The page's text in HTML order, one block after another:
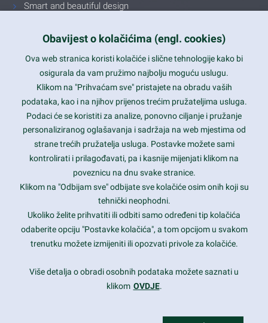
Smart and beautiful design
Latest trends and much more...
Contact Info
1600 Amphitheatre Parkway, Mountain View, CA 94043
prothemes.net@gmail.com
Daily: 9:00 am - 6:00 pm
Sunday: Closed
Copyright 2017FRESHFACE© All Rights Reserved
Obavijest o kolačićima (engl. cookies)
Ova web stranica koristi kolačiće i slične tehnologije kako bi
osigurala da vam pružimo najbolju moguću uslugu.
Klikom na "Prihvaćam sve" pristajete na obradu vaših
podataka, kao i na njihov prijenos trećim pružateljima usluga.
Podaci će se koristiti za analize, ponovno ciljanje i pružanje
personaliziranog oglašavanja i sadržaja na web mjestima od
strane trećih pružatelja usluga. Postavke možete sami
kontrolirati i prilagođavati, pa i kasnije mijenjati klikom na
poveznicu na dnu svake stranice.
Klikom na "Odbijam sve" odbijate sve kolačiće osim onih koji su
tehnički neophodni.
Ukoliko želite prihvatiti ili odbiti samo određeni tip kolačića
odaberite opciju "Postavke kolačića", a tom opcijom u svakom
trenutku možete izmijeniti ili opozvati privole za kolačiće.
Više detalja o obradi osobnih podataka možete saznati u
klikom OVDJE.